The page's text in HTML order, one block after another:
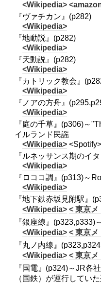
<Wikipedia>
『ヴァチカン』(p282)
<Wikipedia>
『地動説』(p282)
<Wikipedia>
『天動説』(p282)
<Wikipedia>
『カトリック教会』
<Wikipedia>
『ノアの方舟』
<Wikipedia>
『庭の千草』(p306)～
イルランド民謡
<Wikipedia> <Spotify>
『ルネッサンス期のイ
<Wikipedia>
『ロココ調』(p313)～
<Wikipedia>
『地下鉄赤坂見附駅』
<Wikipedia> < 東京メ
『銀座線』(p323,p333)
<Wikipedia> < 東京メ
『丸ノ内線』
<Wikipedia> < 東京メ
『国電』(p324)～JR各
（国鉄）が運行してい